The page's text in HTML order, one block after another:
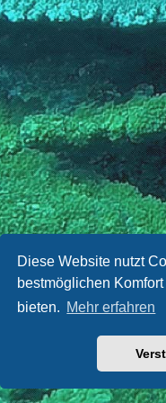
Diese Website nutzt
bestmöglichen
bieten. Mehr erfahren